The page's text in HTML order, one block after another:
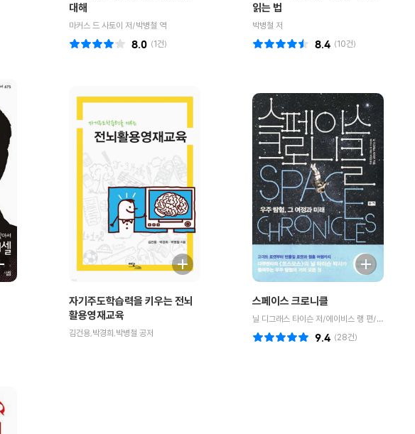
대해
마커스 드 사토이 저/박병철 역
(1건)
8.0
읽는 법
박병철 저
(10건)
8.4
자기주도학습력을 키우는 전뇌
활용영재교육
김건용,박경희,박병철 공저
스페이스 크로니클
닐 디그래스 타이슨 저/에이비스 랭 편/박병철 역
(28건)
9.4